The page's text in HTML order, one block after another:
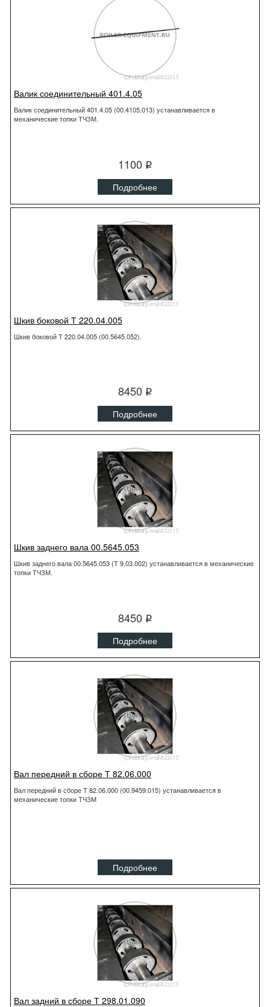
Валик соединительный 401.4.05
Валик соединительный 401.4.05 (00.4105.013) устанавливается в
механические топки ТЧЗМ.
1100 q
Подробнее
Шкив боковой Т 220.04.005
Шкив боковой Т 220.04.005 (00.5645.052).
8450 q
Подробнее
Шкив заднего вала 00.5645.053
Шкив заднего вала 00.5645.053 (Т 9.03.002) устанавливается в механические
топки ТЧЗМ.
8450 q
Подробнее
Вал передний в сборе Т 82.06.000
Вал передний в сборе Т 82.06.000 (00.9459.015) устанавливается в
механические топки ТЧЗМ
Подробнее
Вал задний в сборе Т 298.01.090